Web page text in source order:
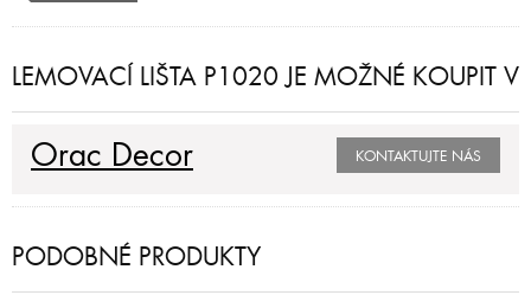
LEMOVACÍ LIŠTA P1020 JE MOŽNÉ KOUPIT V
Orac Decor KONTAKTUJTE NÁS
PODOBNÉ PRODUKTY